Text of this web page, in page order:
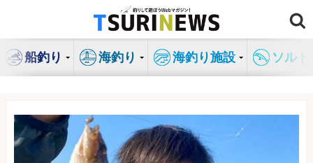
ン
船釣り 海釣り 海釣り施設 ソル